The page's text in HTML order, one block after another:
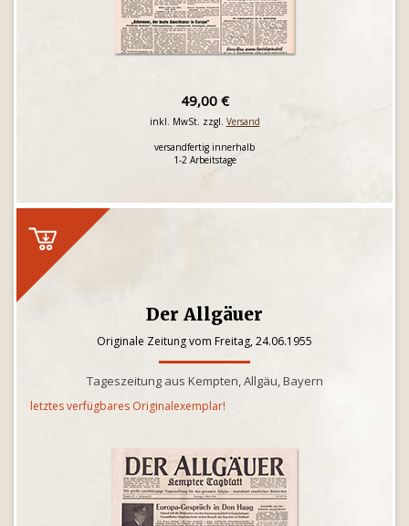
49,00 €
inkl. MwSt. zzgl. Versand
versandfertig innerhalb
1-2 Arbeitstage
Der Allgäuer
Originale Zeitung vom Freitag, 24.06.1955
Tageszeitung aus Kempten, Allgäu, Bayern
letztes verfügbares Originalexemplar!